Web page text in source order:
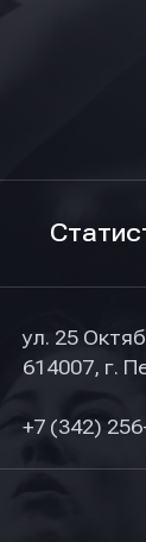
ул. 25
614007, г.
+7 (342)